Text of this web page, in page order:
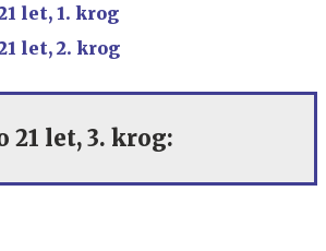
let, 1. krog
let, 2. krog
21 let, 3. krog: